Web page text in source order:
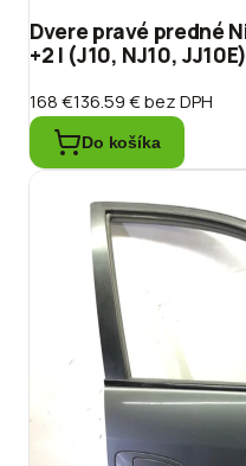
Dvere pravé predné
+2 I (J10, NJ10,
168 €136.59 €bez DPH
Do košíka